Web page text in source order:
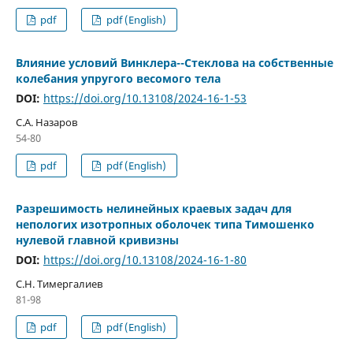
pdf
pdf (English)
Влияние условий Винклера--Стеклова на собственные
колебания упругого весомого тела
DOI: https://doi.org/10.13108/2024-16-1-53
С.А. Назаров
54-80
pdf
pdf (English)
Разрешимость нелинейных краевых задач для
непологих изотропных оболочек типа Тимошенко
нулевой главной кривизны
DOI: https://doi.org/10.13108/2024-16-1-80
С.Н. Тимергалиев
81-98
pdf
pdf (English)